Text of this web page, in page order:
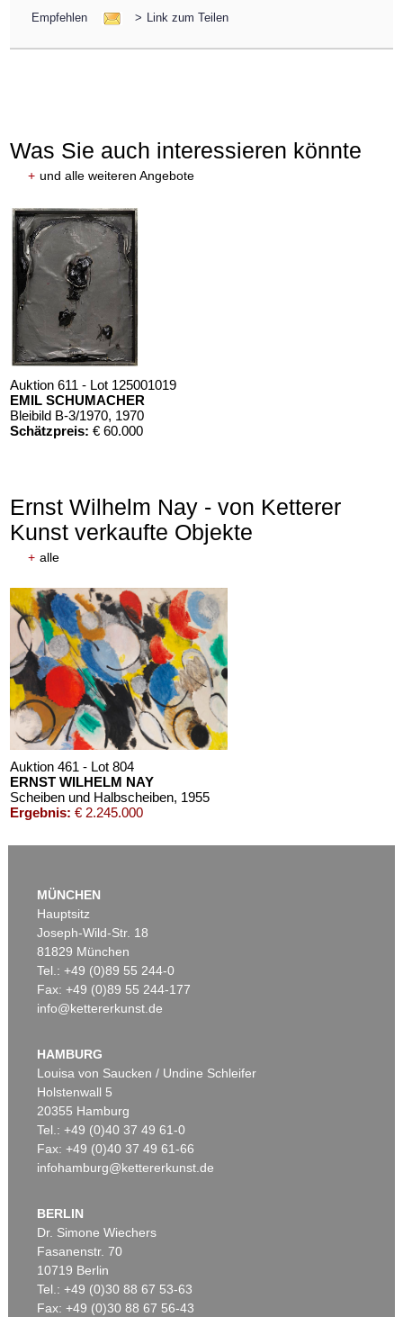
Empfehlen > Link zum Teilen
Was Sie auch interessieren könnte
+ und alle weiteren Angebote
Auktion 611 - Lot 125001019
EMIL SCHUMACHER
Bleibild B-3/1970, 1970
Schätzpreis: € 60.000
Ernst Wilhelm Nay - von Ketterer
Kunst verkaufte Objekte
+ alle
Auktion 461 - Lot 804
ERNST WILHELM NAY
Scheiben und Halbscheiben, 1955
Ergebnis: € 2.245.000
Auktion 520 - Lot 337
Ergebnis:€ 2.185.000
Auktion 540 - Lot 51
ERNST WILHELM NAY
Motion , 1962
Ergebnis:€ 1.621.000
MÜNCHEN
Hauptsitz
Joseph-Wild-Str. 18
81829 München
Tel.: +49 (0)89 55 244-0
Fax: +49 (0)89 55 244-177
info@kettererkunst.de
HAMBURG
Louisa von Saucken / Undine Schleifer
Holstenwall 5
20355 Hamburg
Tel.: +49 (0)40 37 49 61-0
Fax: +49 (0)40 37 49 61-66
infohamburg@kettererkunst.de
BERLIN
Dr. Simone Wiechers
Fasanenstr. 70
10719 Berlin
Tel.: +49 (0)30 88 67 53-63
Fax: +49 (0)30 88 67 56-43